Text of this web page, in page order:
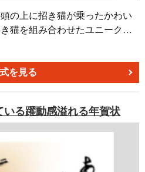
の上に招き猫が乗ったかわい
猫を組み合わせたユニークな
トです。この手書きイラスト
ます。Wordファイル形式で提
ド後は即座に編集やカスタマ
いるので、家族の写真や新年
用ください。
を見る
る躍動感溢れる年賀状